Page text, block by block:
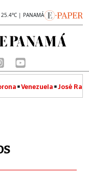
| PANAMÁ
Venezuela José